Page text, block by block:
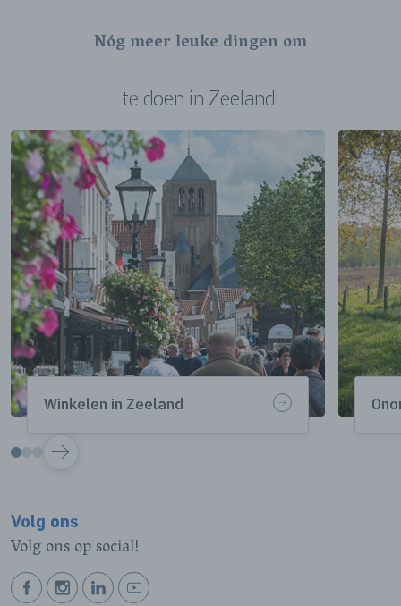
Nóg meer leuke dingen om
te doen in Zeeland!
Winkelen in Zeeland
VOLGENDE
Volg ons
Volg ons op social!
BEKIJKBEKIJKBEKIJKBEKIJK